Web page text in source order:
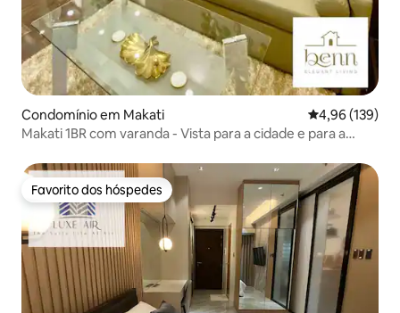
Condomínio em Makati Classificação
4,96 (139)
Makati 1BR com varanda - Vista para a cidade e para a
Favorito dos hóspedes
Favorito dos hóspedes